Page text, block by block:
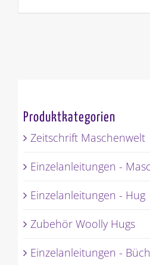
Produktkategorien
Zeitschrift Maschenwelt
Einzelanleitungen -
Einzelanleitungen - Hug
Zubehör Woolly Hugs
Einzelanleitungen -